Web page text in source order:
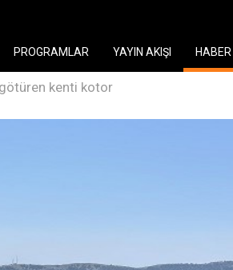
PROGRAMLAR YAYIN AKIŞI HABER
kenti kotor